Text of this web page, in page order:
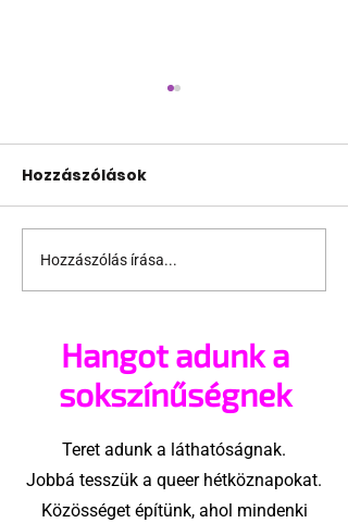
A legjobb
csókjelenetek a
Hozzászólások
Hozzászólás írása...
Hangot adunk a
sokszínűségnek
Teret adunk a láthatóságnak.
Jobbá tesszük a queer hétköznapokat.
Közösséget építünk, ahol mindenki